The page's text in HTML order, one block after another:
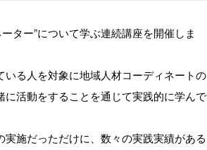
ター”について学ぶ連続講座を開催しま
る人を対象に地域人材コーディネートの
活動をすることを通じて実践的に学んで
施だっただけに、数々の実践実績がある